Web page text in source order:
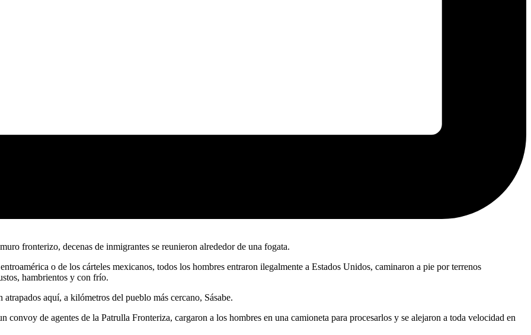
fronterizo, decenas de inmigrantes se reunieron alrededor de una fogata.
o de los cárteles mexicanos, todos los hombres entraron ilegalmente a Estados Unidos, caminaron a pie por terrenos
hambrientos y con frío.
aquí, a kilómetros del pueblo más cercano, Sásabe.
de agentes de la Patrulla Fronteriza, cargaron a los hombres en una camioneta para procesarlos y se alejaron a toda velocidad en